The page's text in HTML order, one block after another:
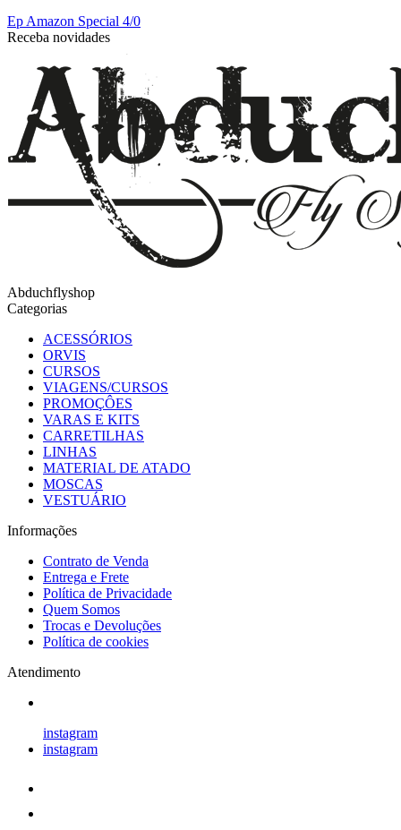
Ep Amazon Special 4/0
Receba novidades
Abduchflyshop
Categorias
ACESSÓRIOS
ORVIS
CURSOS
VIAGENS/CURSOS
PROMOÇÔES
VARAS E KITS
CARRETILHAS
LINHAS
MATERIAL DE ATADO
MOSCAS
VESTUÁRIO
Informações
Contrato de Venda
Entrega e Frete
Política de Privacidade
Quem Somos
Trocas e Devoluções
Política de cookies
Atendimento
instagram
instagram